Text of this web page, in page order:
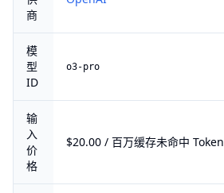
商
模
型
ID
o3-pro
输
入
价
格
$20.00 / 百万缓存未命中 Token